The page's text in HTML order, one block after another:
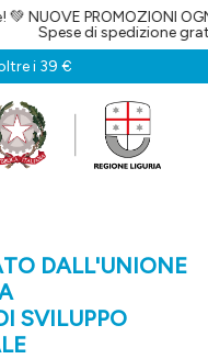
PROMOZIONI OGNI
Spese di spedizione gratuite
i 39 €
DALL'UNIONE
SVILUPPO